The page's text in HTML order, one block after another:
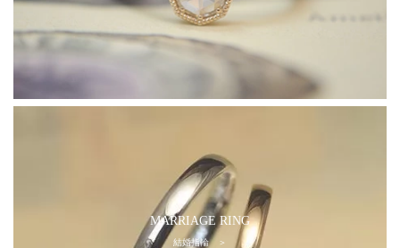
MARRIAGE RING
結婚指輪 ＞